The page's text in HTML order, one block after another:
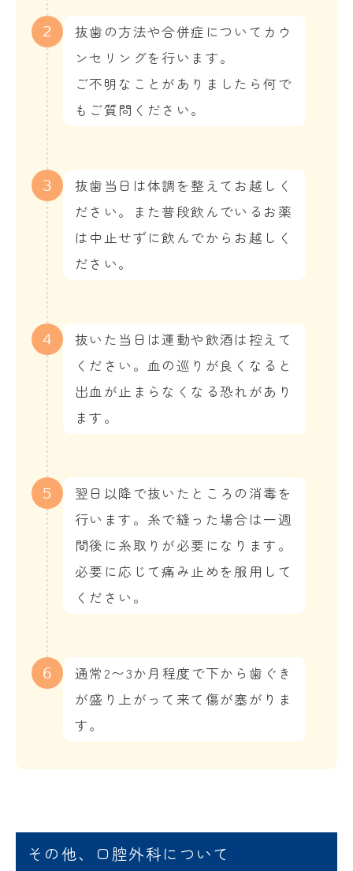
2
抜歯の方法や合併症についてカウ
ンセリングを行います。
ご不明なことがありましたら何で
もご質問ください。
3
抜歯当日は体調を整えてお越しく
ださい。また普段飲んでいるお薬
は中止せずに飲んでからお越しく
ださい。
4
抜いた当日は運動や飲酒は控えて
ください。血の巡りが良くなると
出血が止まらなくなる恐れがあり
ます。
5
翌日以降で抜いたところの消毒を
行います。糸で縫った場合は一週
間後に糸取りが必要になります。
必要に応じて痛み止めを服用して
ください。
6
通常2〜3か月程度で下から歯ぐき
が盛り上がって来て傷が塞がりま
す。
その他、口腔外科について